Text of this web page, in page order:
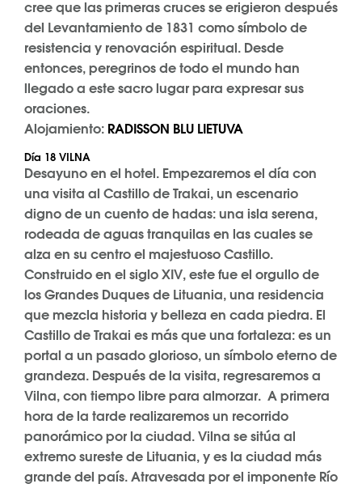
cree que las primeras cruces se erigieron después
del Levantamiento de 1831 como símbolo de
resistencia y renovación espiritual. Desde
entonces, peregrinos de todo el mundo han
llegado a este sacro lugar para expresar sus
oraciones.
Alojamiento: RADISSON BLU LIETUVA
Día 18 VILNA
Desayuno en el hotel. Empezaremos el día con
una visita al Castillo de Trakai, un escenario
digno de un cuento de hadas: una isla serena,
rodeada de aguas tranquilas en las cuales se
alza en su centro el majestuoso Castillo.
Construido en el siglo XIV, este fue el orgullo de
los Grandes Duques de Lituania, una residencia
que mezcla historia y belleza en cada piedra. El
Castillo de Trakai es más que una fortaleza: es un
portal a un pasado glorioso, un símbolo eterno de
grandeza. Después de la visita, regresaremos a
Vilna, con tiempo libre para almorzar. A primera
hora de la tarde realizaremos un recorrido
panorámico por la ciudad. Vilna se sitúa al
extremo sureste de Lituania, y es la ciudad más
grande del país. Atravesada por el imponente Río